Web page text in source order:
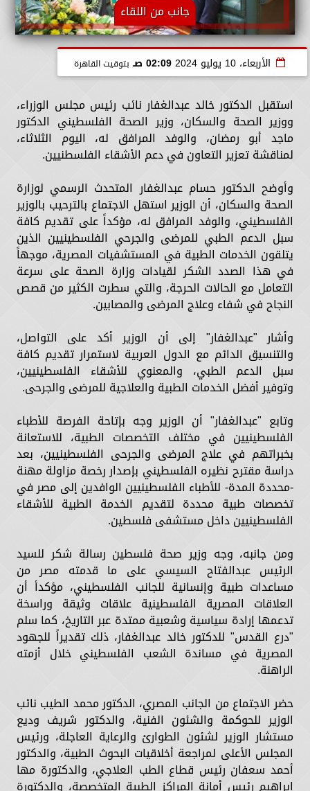
جانب من اللقاء
الأربعاء، 10 يوليو 2024 02:09 صـ بتوقيت القاهرة
استقبل الدكتور خالد عبدالغفار نائب رئيس مجلس الوزراء،
ووزير الصحة والسكان، وزير الصحة الفلسطيني الدكتور
ماجد أبو رمضان، والوفد المرافق له، اليوم الثلاثاء،
لمناقشة تعزير التعاون في دعم الأشقاء الفلسطنيين.
وأوضح الدكتور حسام عبدالغفار المتحدث الرسمي لوزارة
الصحة والسكان، أن الوزير استهل الاجتماع بالترحيب بالوزير
الفلسطيني، والوفد المرافق له، مؤكداً على تقديم كافة
سبل الدعم الطبي للمرضى والجرحي الفلسطينيين الذين
يتلقون الخدمات الطبية في المستشفيات المصرية، موجهاً
في هذا الصدد الشكر لقيادات وزارة الصحة على سرعة
التعامل مع الحالات الحرجة، والتي سطرت الكثير من قصص
النجاح في شفاء وعلاج المرضى والمصابين.
وأشار "عبدالغفار" إلى أن الوزير أكد على التواصل،
والتنسيق الدائم مع الدول العربية لاستمرار تقديم كافة
سبل الدعم الطبي، والمعنوي للأشقاء الفلسطينيين،
وتوفير أفضل الخدمات الطبية والعلاجية للمرضى والجرحى.
وتابع "عبدالغفار" أن الوزير وجه بإتاحة الفرصة للأطباء
الفلسطينيين في مختلف التخصصات الطبية، للاستعانة
بخبراتهم في علاج المرضى والجرحى الفلسطينيين، بعد
دراسة مقترح نظيره الفلسطيني بإصدار رخصة مزاولة مهنة
-محددة المدة- للأطباء الفلسطينيين الوافدين إلى مصر في
تخصصات طبية محددة لتقديم الخدمة الطبية للأشقاء
الفلسطينيين داخل مستشفى فلسطين.
ومن جانبه، وجه وزير صحة فلسطين رسالة شكر للسيد
الرئيس عبدالفتاح السيسي على ما قدمته مصر من
مساعدات طبية وإنسانية للجانب الفلسطيني، مؤكدأ أن
العلاقات المصرية الفلسطينية علاقات وثيقة وراسخة
تدعمها إرادة سياسية وشعبية ممتدة عبر التاريخ، كما سلم
"درع القدس" للدكتور خالد عبدالغفار، ذلك تقديراً للجهود
المصرية في مساندة الشعب الفلسطيني خلال أزمته
الراهنة.
حضر الاجتماع من الجانب المصري، الدكتور محمد الطيب نائب
الوزير للحوكمة والشئون الفنية، والدكتور شريف وديع
مستشار الوزير لشئون الطوارئ والرعاية العاجلة، ورئيس
المجلس الأعلى لمراجعة أخلاقيات البحوث الطبية، والدكتور
أحمد سعفان رئيس قطاع الطب العلاجي، والدكتورة مها
إبراهيم رئيس أمانة المراكز الطبية المتخصصة، والدكتورة